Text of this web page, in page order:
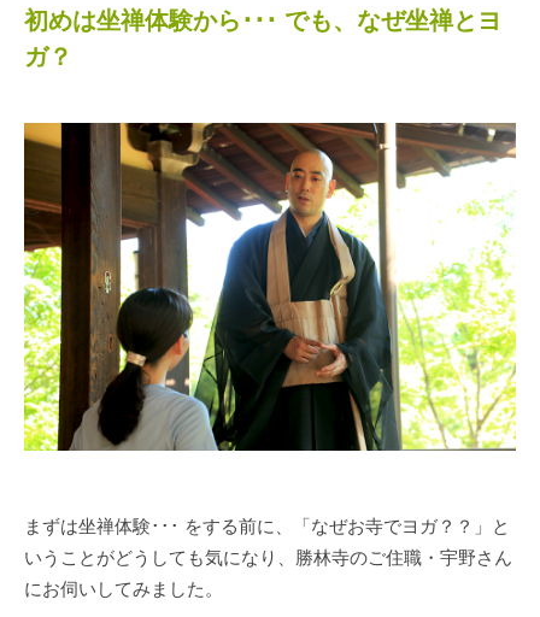
初めは坐禅体験から･･･ でも、なぜ坐禅とヨ
ガ？
まずは坐禅体験･･･ をする前に、「なぜお寺でヨガ？？」と
いうことがどうしても気になり、勝林寺のご住職・宇野さん
にお伺いしてみました。